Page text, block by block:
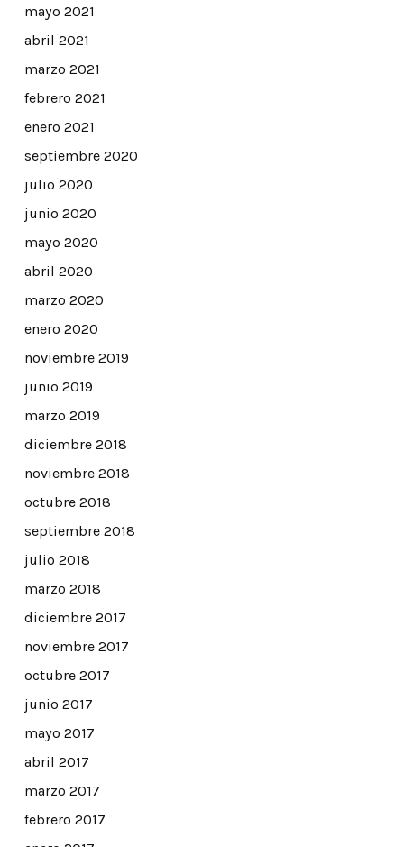
mayo 2021
abril 2021
marzo 2021
febrero 2021
enero 2021
septiembre 2020
julio 2020
junio 2020
mayo 2020
abril 2020
marzo 2020
enero 2020
noviembre 2019
junio 2019
marzo 2019
diciembre 2018
noviembre 2018
octubre 2018
septiembre 2018
julio 2018
marzo 2018
diciembre 2017
noviembre 2017
octubre 2017
junio 2017
mayo 2017
abril 2017
marzo 2017
febrero 2017